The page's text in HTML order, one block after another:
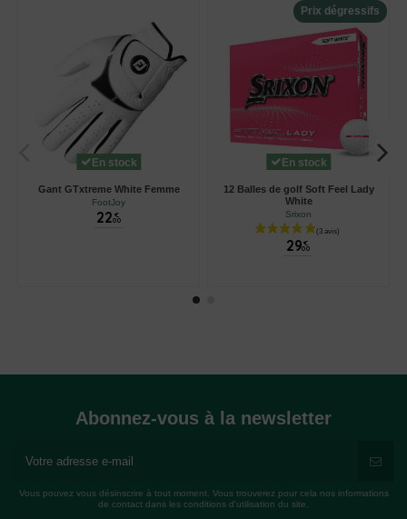
En stock
Gant GTxtreme White Femme
FootJoy
22 €
00
Prix dégressifs
En stock
12 Balles de golf Soft Feel Lady
White
Srixon
29 €
00
Abonnez-vous à la newsletter
Vous pouvez vous désinscrire à tout moment. Vous trouverez pour cela nos informations
de contact dans les conditions d'utilisation du site.